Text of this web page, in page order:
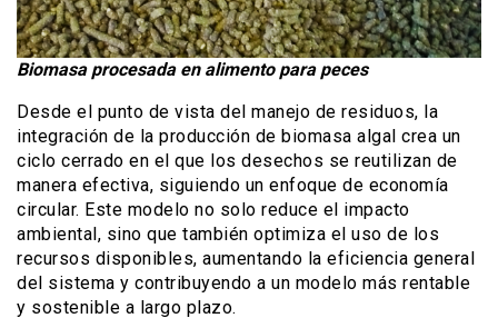
Biomasa procesada en alimento para peces
Desde el punto de vista del manejo de residuos, la
integración de la producción de biomasa algal crea un
ciclo cerrado en el que los desechos se reutilizan de
manera efectiva, siguiendo un enfoque de economía
circular. Este modelo no solo reduce el impacto
ambiental, sino que también optimiza el uso de los
recursos disponibles, aumentando la eficiencia general
del sistema y contribuyendo a un modelo más rentable
y sostenible a largo plazo.